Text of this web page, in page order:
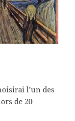
l’un des
de 20